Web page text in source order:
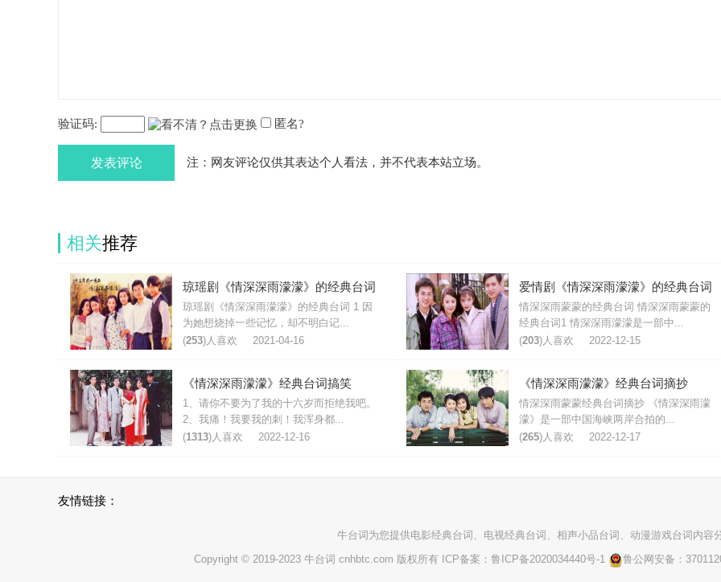
验证码: 匿名?
发表评论 注：网友评论仅供其表达个人看法，并不代表本站立场。
相关推荐
琼瑶剧《情深深雨濛濛》的经典台词
琼瑶剧《情深深雨濛濛》的经典台词 1 因
为她想烧掉一些记忆，却不明白记...
(253)人喜欢 2021-04-16
爱情剧《情深深雨濛濛》的经典台词
情深深雨蒙蒙的经典台词 情深深雨蒙蒙的
经典台词1 情深深雨濛濛是一部中...
(203)人喜欢 2022-12-15
《情深深雨濛濛》经典台词搞笑
1、请你不要为了我的十六岁而拒绝我吧。
2、我痛！我要我的刺！我浑身都...
(1313)人喜欢 2022-12-16
《情深深雨濛濛》经典台词摘抄
情深深雨蒙蒙经典台词摘抄 《情深深雨濛
濛》是一部中国海峡两岸合拍的...
(265)人喜欢 2022-12-17
友情链接：
牛台词 为您提供电影经典台词、电视经典台词、相声小品台词、动漫游戏台词内容
Copyright © 2019-2023 牛台词 cnhbtc.com 版权所有 ICP备案： 鲁ICP备2020034440号-1 鲁公网安备：